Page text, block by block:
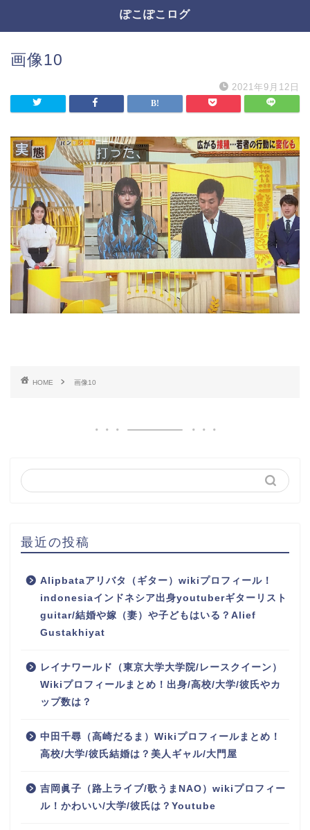
ぽこぽこログ
画像10
2021年9月12日
HOME 画像10
最近の投稿
Alipbataアリバタ（ギター）wikiプロフィール！
indonesiaインドネシア出身youtuberギターリスト
guitar/結婚や嫁（妻）や子どもはいる？Alief
Gustakhiyat
レイナワールド（東京大学大学院/レースクイーン）
Wikiプロフィールまとめ！出身/高校/大学/彼氏やカ
ップ数は？
中田千尋（高崎だるま）Wikiプロフィールまとめ！
高校/大学/彼氏結婚は？美人ギャル/大門屋
吉岡眞子（路上ライブ/歌うまNAO）wikiプロフィー
ル！かわいい/大学/彼氏は？Youtube